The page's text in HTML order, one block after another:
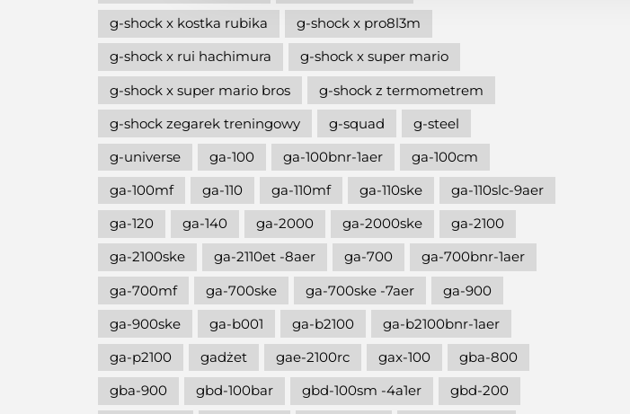
g-shock x kostka rubika
g-shock x pro8l3m
g-shock x rui hachimura
g-shock x super mario
g-shock x super mario bros
g-shock z termometrem
g-shock zegarek treningowy
g-squad
g-steel
g-universe
ga-100 ga-100bnr-1aer
ga-100cm
ga-100mf
ga-110 ga-110mf ga-110ske
ga-110slc-9aer
ga-120
ga-140 ga-2000 ga-2000ske
ga-2100
ga-2100ske
ga-2110et -8aer ga-700
ga-700bnr-1aer
ga-700mf
ga-700ske ga-700ske -7aer
ga-900
ga-900ske
ga-b001 ga-b2100
ga-b2100bnr-1aer
ga-p2100
gadżet gae-2100rc gax-100
gba-800
gba-900
gbd-100bar gbd-100sm -4a1er
gbd-200